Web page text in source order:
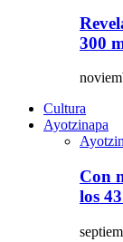
300
Cultura
Ayotzinapa
Con
los